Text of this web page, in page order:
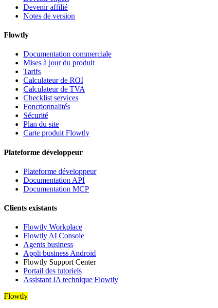
Devenir affilié
Notes de version
Flowtly
Documentation commerciale
Mises à jour du produit
Tarifs
Calculateur de ROI
Calculateur de TVA
Checklist services
Fonctionnalités
Sécurité
Plan du site
Carte produit Flowtly
Plateforme développeur
Plateforme développeur
Documentation API
Documentation MCP
Clients existants
Flowtly Workplace
Flowtly AI Console
Agents business
Appli business Android
Flowtly Support Center
Portail des tutoriels
Assistant IA technique Flowtly
Flowtly